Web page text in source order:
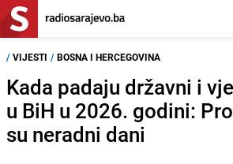
/ VIJESTI / BOSNA I HERCEGOVINA
Kada padaju državni i
u BiH u 2026. godini:
su neradni dani